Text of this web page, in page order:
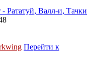
Рататуй, Валл-и, Тачки
Перейти к